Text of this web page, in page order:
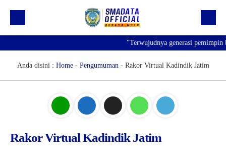
Profil
Kegiatan
Saluran Resmi WA
"Terwujudnya generasi pemimpin
Anda disini : Home- Pengumuman- Rakor Virtual Kadindik Jatim
Rakor Virtual Kadindik Jatim